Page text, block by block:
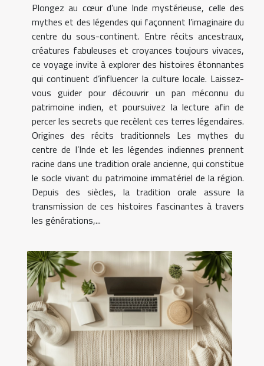
Plongez au cœur d’une Inde mystérieuse, celle des
mythes et des légendes qui façonnent l’imaginaire du
centre du sous-continent. Entre récits ancestraux,
créatures fabuleuses et croyances toujours vivaces,
ce voyage invite à explorer des histoires étonnantes
qui continuent d’influencer la culture locale. Laissez-
vous guider pour découvrir un pan méconnu du
patrimoine indien, et poursuivez la lecture afin de
percer les secrets que recèlent ces terres légendaires.
Origines des récits traditionnels Les mythes du
centre de l’Inde et les légendes indiennes prennent
racine dans une tradition orale ancienne, qui constitue
le socle vivant du patrimoine immatériel de la région.
Depuis des siècles, la tradition orale assure la
transmission de ces histoires fascinantes à travers
les générations,...